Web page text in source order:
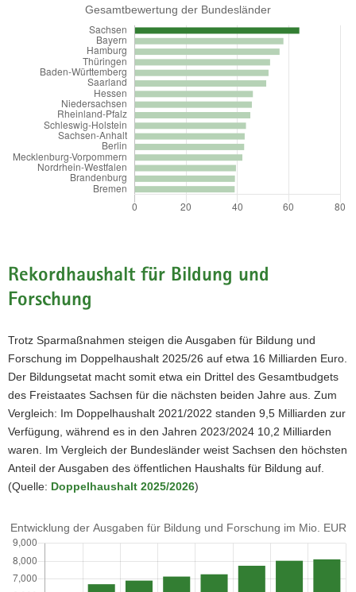
Hamburg
Thüringen
Hessen
Niedersachsen
Rheinland-Pfalz
Schleswig-Holstein
Sachsen-Anhalt
Berlin
Nordrhein-Westfalen
Brandenburg
Rekordhaushalt für Bildung und
Forschung
Trotz Sparmaßnahmen steigen die Ausgaben für Bildung und
Forschung im Doppelhaushalt 2025/26 auf etwa 16 Milliarden Euro.
Der Bildungsetat macht somit etwa ein Drittel des Gesamtbudgets
des Freistaates Sachsen für die nächsten beiden Jahre aus. Zum
Vergleich: Im Doppelhaushalt 2021/2022 standen 9,5 Milliarden zur
Verfügung, während es in den Jahren 2023/2024 10,2 Milliarden
waren. Im Vergleich der Bundesländer weist Sachsen den höchsten
Anteil der Ausgaben des öffentlichen Haushalts für Bildung auf.
(Quelle: Doppelhaushalt 2025/2026)
Entwicklung der Ausgaben für Bildung und Forschung in Mio. Euro
Ist 2019